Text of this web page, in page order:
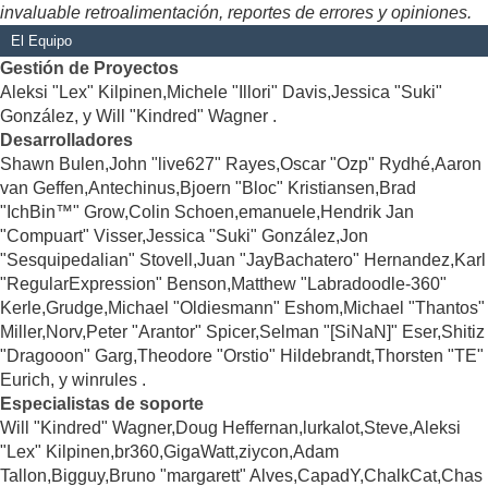
invaluable retroalimentación, reportes de errores y opiniones.
El Equipo
Gestión de Proyectos
Aleksi "Lex" Kilpinen,Michele "Illori" Davis,Jessica "Suki"
González, y Will "Kindred" Wagner .
Desarrolladores
Shawn Bulen,John "live627" Rayes,Oscar "Ozp" Rydhé,Aaron
van Geffen,Antechinus,Bjoern "Bloc" Kristiansen,Brad
"IchBin™" Grow,Colin Schoen,emanuele,Hendrik Jan
"Compuart" Visser,Jessica "Suki" González,Jon
"Sesquipedalian" Stovell,Juan "JayBachatero" Hernandez,Karl
"RegularExpression" Benson,Matthew "Labradoodle-360"
Kerle,Grudge,Michael "Oldiesmann" Eshom,Michael "Thantos"
Miller,Norv,Peter "Arantor" Spicer,Selman "[SiNaN]" Eser,Shitiz
"Dragooon" Garg,Theodore "Orstio" Hildebrandt,Thorsten "TE"
Eurich, y winrules .
Especialistas de soporte
Will "Kindred" Wagner,Doug Heffernan,lurkalot,Steve,Aleksi
"Lex" Kilpinen,br360,GigaWatt,ziycon,Adam
Tallon,Bigguy,Bruno "margarett" Alves,CapadY,ChalkCat,Chas